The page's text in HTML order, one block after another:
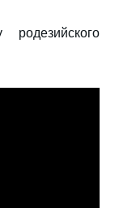
родезийского